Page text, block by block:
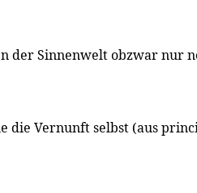
der Sinnenwelt obzwar nur
die Vernunft selbst (aus